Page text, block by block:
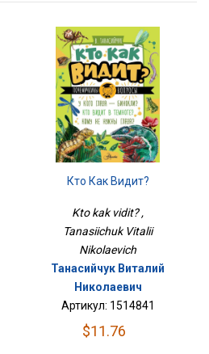
Кто Как Видит?
Kto kak vidit? ,
Tanasiichuk Vitalii
Nikolaevich
Танасийчук Виталий
Николаевич
Артикул: 1514841
$11.76